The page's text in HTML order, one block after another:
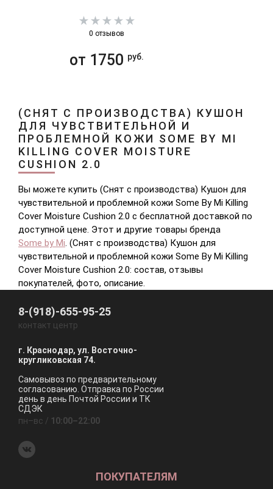
0 отзывов
от 1750 руб.
(СНЯТ С ПРОИЗВОДСТВА) КУШОН
ДЛЯ ЧУВСТВИТЕЛЬНОЙ И
ПРОБЛЕМНОЙ КОЖИ SOME BY MI
KILLING COVER MOISTURE
CUSHION 2.0
Вы можете купить (Снят с производства) Кушон для
чувствительной и проблемной кожи Some By Mi Killing
Cover Moisture Cushion 2.0 с бесплатной доставкой по
доступной цене. Этот и другие товары бренда
Some by Mi. (Снят с производства) Кушон для
чувствительной и проблемной кожи Some By Mi Killing
Cover Moisture Cushion 2.0: состав, отзывы
покупателей, фото, описание.
8-(918)-655-95-25
контакт центр
г. Краснодар, ул. Восточно-
кругликовская 74.
Самовывоз по предварительному
согласованию. Отправка по России
день в день Почтой России и ТК
СДЭК
пн–вс / 10:00–22:00
ПОКУПАТЕЛЯМ